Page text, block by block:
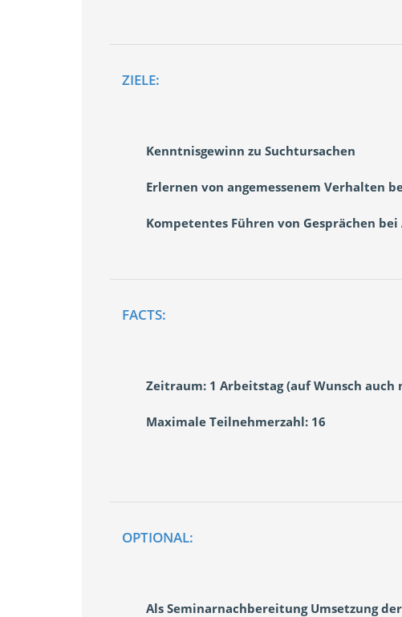
ZIELE:
Kenntnisgewinn zu Suchtursachen
Erlernen von angemessenem Verhalten
Kompetentes Führen von Gesprächen
FACTS:
Zeitraum: 1 Arbeitstag (auf Wunsch auch
Maximale Teilnehmerzahl: 16
OPTIONAL:
Als Seminarnachbereitung Umsetzung